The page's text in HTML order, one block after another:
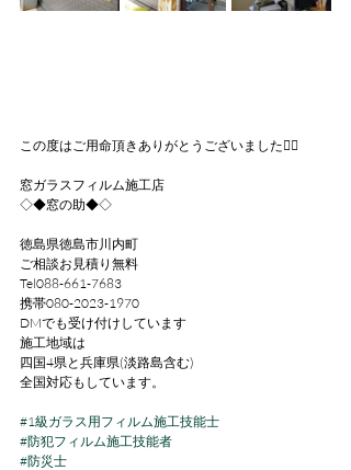
この度はご用命頂きありがとうございました🙇‍♂
窓ガラスフィルム施工店
◇◆窓の助◆◇
徳島県徳島市川内町
ご相談お見積り無料
Tel088-661-7683
携帯080-2023-1970
DMでも受け付けしています
施工地域は
四国4県と兵庫県(淡路島含む)
全国対応もしています。
#1級ガラス用フィルム施工技能士
#防犯フィルム施工技能者
#防災士